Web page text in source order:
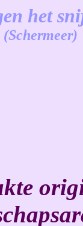
het
(Schermeer)